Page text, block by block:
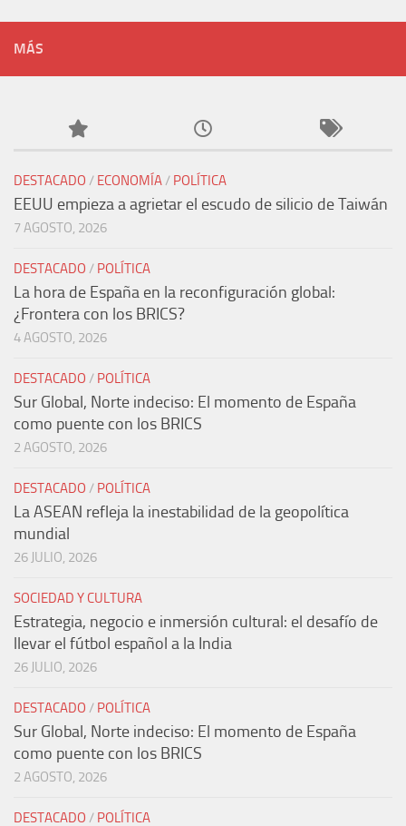
MÁS
DESTACADO / ECONOMÍA/ POLÍTICA
EEUU empieza a agrietar el escudo de silicio de Taiwán
7 AGOSTO, 2026
DESTACADO / POLÍTICA
La hora de España en la reconfiguración global:
¿Frontera con los BRICS?
4 AGOSTO, 2026
DESTACADO / POLÍTICA
Sur Global, Norte indeciso: El momento de España
como puente con los BRICS
2 AGOSTO, 2026
DESTACADO / POLÍTICA
La ASEAN refleja la inestabilidad de la geopolítica
mundial
26 JULIO, 2026
SOCIEDAD Y CULTURA
Estrategia, negocio e inmersión cultural: el desafío de
llevar el fútbol español a la India
26 JULIO, 2026
DESTACADO / POLÍTICA
Sur Global, Norte indeciso: El momento de España
como puente con los BRICS
2 AGOSTO, 2026
DESTACADO / POLÍTICA